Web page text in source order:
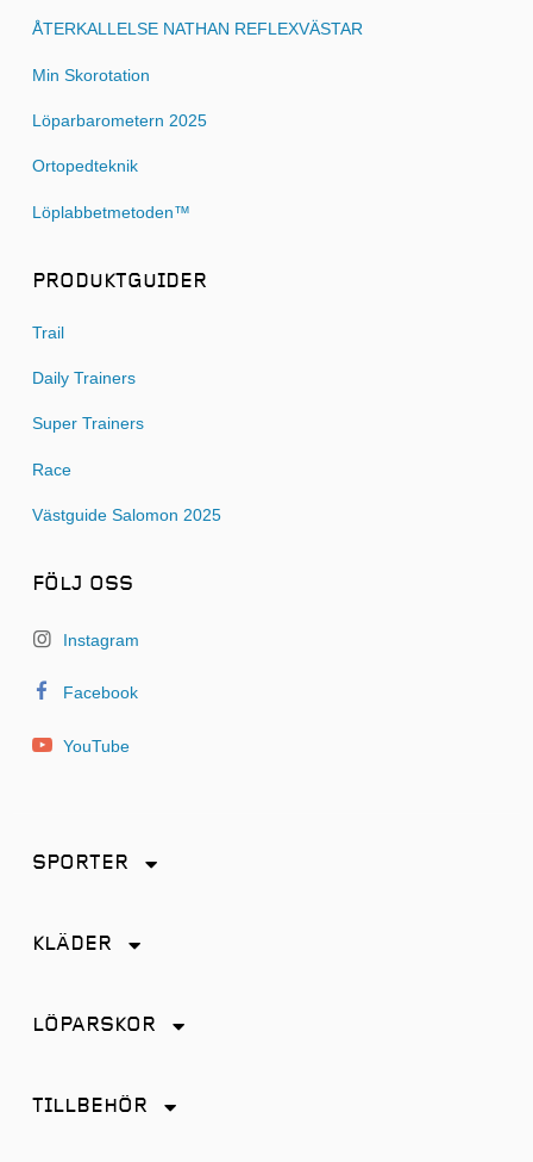
ÅTERKALLELSE NATHAN REFLEXVÄSTAR
Min Skorotation
Löparbarometern 2025
Ortopedteknik
Löplabbetmetoden™
PRODUKTGUIDER
Trail
Daily Trainers
Super Trainers
Race
Västguide Salomon 2025
FÖLJ OSS
Instagram
Facebook
YouTube
SPORTER
KLÄDER
LÖPARSKOR
TILLBEHÖR